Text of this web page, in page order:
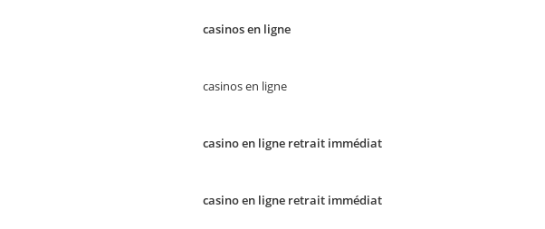
casinos en ligne
casinos en ligne
casino en ligne retrait immédiat
casino en ligne retrait immédiat